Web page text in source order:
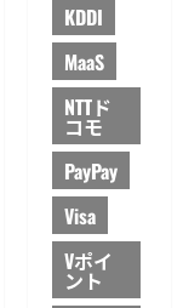
KDDI
MaaS
NTTド
コモ
PayPay
Visa
Vポイ
ント